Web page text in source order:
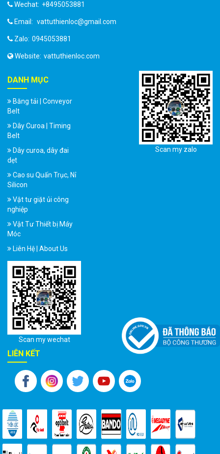
Wechat: +8495053881
Email: vattuthienloc@gmail.com
Zalo: 0945053881
Website: vattuthienloc.com
DANH MỤC
Băng tải | Conveyor
Belt
Dây Curoa | Timing
Belt
Dây curoa, dây đai
dẹt
Cao su Quấn Trục, Nỉ
Silicon
Vật tư giặt ủi công
nghiệp
Vật Tư Thiết bị Máy
Móc
Liên Hệ | About Us
Scan my zalo
Scan my wechat
LIÊN KẾT